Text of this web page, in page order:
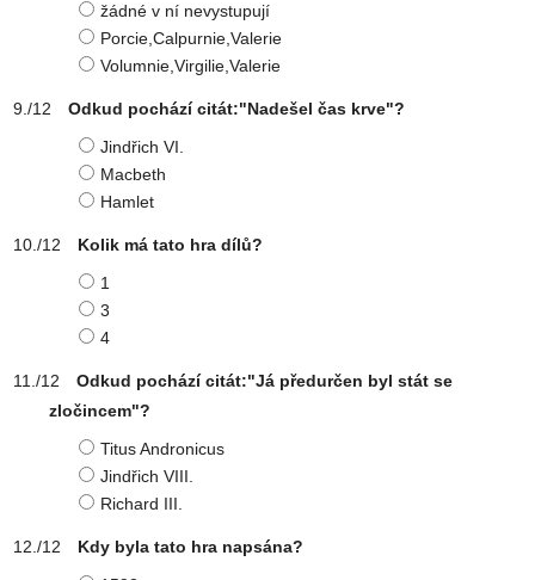
žádné v ní nevystupují
Porcie,Calpurnie,Valerie
Volumnie,Virgilie,Valerie
Odkud pochází citát:"Nadešel čas krve"?
Jindřich VI.
Macbeth
Hamlet
Kolik má tato hra dílů?
1
3
4
Odkud pochází citát:"Já předurčen byl stát se
zločincem"?
Titus Andronicus
Jindřich VIII.
Richard III.
Kdy byla tato hra napsána?